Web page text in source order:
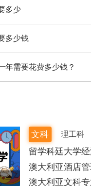
多少
多少钱
年需要花费多少钱？
文科 理工科
留学科廷大学
怎么样？
澳大利亚酒店
何选择
澳大利亚文科